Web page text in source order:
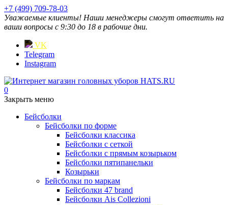
+7 (499) 709-78-03
Уважаемые клиенты! Наши менеджеры смогут ответить на
ваши вопросы с 9:30 до 18 в рабочие дни.
VK
Telegram
Instagram
0
Закрыть меню
Бейсболки
Бейсболки по форме
Бейсболки классика
Бейсболки с сеткой
Бейсболки с прямым козырьком
Бейсболки пятипанельки
Козырьки
Бейсболки по маркам
Бейсболки 47 brand
Бейсболки Ais Collezioni